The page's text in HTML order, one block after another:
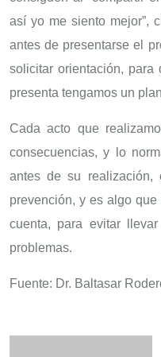
así yo me siento mejor”,
antes de presentarse el
solicitar orientación,
presenta tengamos un
Cada acto que
consecuencias, y lo
antes de su
prevención, y es algo
cuenta, para evitar
problemas.
Fuente: Dr. Baltasar